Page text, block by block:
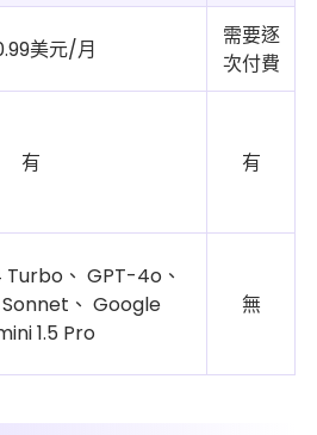
美元/月
需要逐
次付費
有 有
、 GPT-4o、
、 Google
1.5 Pro
無